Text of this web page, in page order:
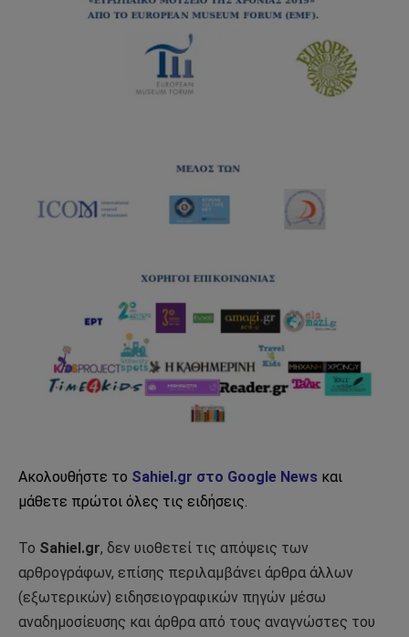
Ακολουθήστε το Sahiel.gr στο Google News και
μάθετε πρώτοι όλες τις ειδήσεις.
Το Sahiel.gr, δεν υιοθετεί τις απόψεις των
αρθρογράφων, επίσης περιλαμβάνει άρθρα άλλων
(εξωτερικών) ειδησειογραφικών πηγών μέσω
αναδημοσίευσης και άρθρα από τους αναγνώστες του